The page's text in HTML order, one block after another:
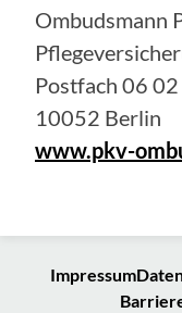
Ombudsmann
Postfach 06
10052 Berlin
www.pkv-
Impressum